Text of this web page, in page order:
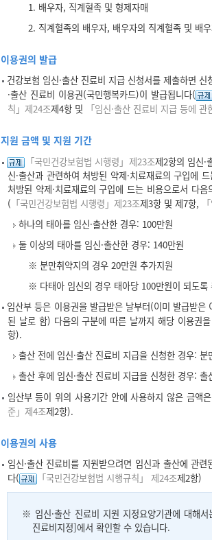
1. 배우자, 직계혈족 및 형제자매
2. 직계혈족의 배우자, 배우자의 직계혈족 및 배
이용권의 발급
건강보험 임신·출산 진료비 지급 신청서를 제출하면
·출산 진료비 이용권(국민행복카드)이 발급됩니다(
칙」제24조제4항 및 「임신·출산 진료비 지급 등에
지원 금액 및 지원 기간
「국민건강보험법 시행령」제23조제2항의 임신
신·출산과 관련하여 처방된 약제·치료재료의 구입
처방된 약제·치료재료의 구입에 드는 비용으로서 다
( 「국민건강보험법 시행령」제23조제3항 및 제7항,
하나의 태아를 임신·출산한 경우: 100만원
둘 이상의 태아를 임신·출산한 경우: 140만원
※ 분만취약지의 경우 20만원 추가지원
※ 다태아 임신의 경우 태아당 100만원이 되도록
임산부 등은 이용권을 발급받은 날부터(이미 발급받
된 날로 함) 다음의 구분에 따른 날까지 해당 이용권
항).
출산 전에 임신·출산 진료비 지급을 신청한 경우: 분
출산 후에 임신·출산 진료비 지급을 신청한 경우:
임산부 등이 위의 사용기간 안에 사용하지 않은 금액
준」제4조제2항).
이용권의 사용
임신·출산 진료비를 지원받으려면 임신과 출산에 관
다(
「국민건강보험법 시행규칙」 제24조제2항)
※ 임신·출산 진료비 지원 지정요양기관에 대해
진료비지정]에서 확인할 수 있습니다.